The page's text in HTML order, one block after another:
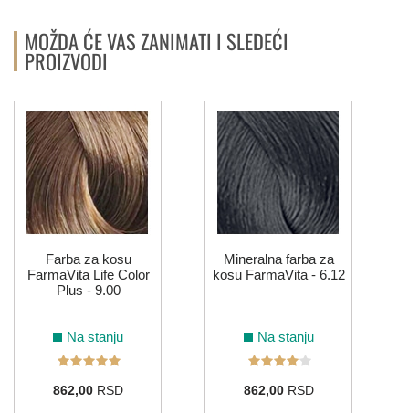
MOŽDA ĆE VAS ZANIMATI I SLEDEĆI
PROIZVODI
Farba za kosu
FarmaVita Life Color
Plus - 9.00
Na stanju
862,00RSD
Mineralna farba za
kosu FarmaVita - 6.12
Na stanju
862,00RSD